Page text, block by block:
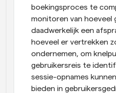
boekingsproces te
monitoren van hoeveel
daadwerkelijk een
hoeveel er vertrekken
ondernemen, om
gebruikersreis te
sessie-opnames
bieden in